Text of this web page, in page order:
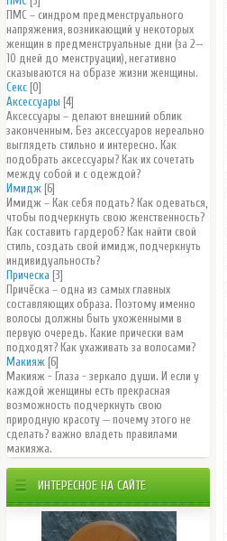
ПМС – синдром предменструального
напряжения, возникающий у некоторых
женщин в предменструальные дни (за 2—
10 дней до менструации), негативно
сказываются на образе жизни женщины.
Секс [0]
Аксессуары [4]
Аксессуары – делают внешний облик
законченным. Без аксессуаров нереально
выглядеть стильно и интересно. Как
подобрать аксессуары? Как их сочетать
между собой и с одеждой?
Имидж [6]
Имидж – Как себя подать? Как одеваться,
чтобы подчеркнуть свою женственность?
Как составить гардероб? Как найти свой
стиль, создать свой имидж, подчеркнуть
индивидуальность?
Прическа [3]
Причёска – одна из самых главных
составляющих образа. Поэтому именно
волосы должны быть ухоженными в
первую очередь. Какие прически вам
подходят? Как ухаживать за волосами?
Макияж [6]
Макияж - Глаза - зеркало души. И если у
каждой женщины есть прекрасная
возможность подчеркнуть свою
природную красоту — почему этого не
сделать? важно владеть правилами
макияжа.
ИНТЕРЕСНОЕ НА САЙТЕ